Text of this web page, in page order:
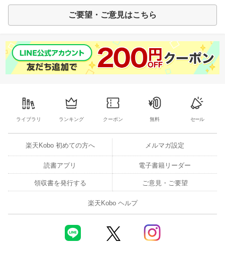
ご要望・ご意見はこちら
ライブラリ ランキング クーポン 無料 セール
楽天Kobo 初めての方へ メルマガ設定
読書アプリ 電子書籍リーダー
領収書を発行する ご意見・ご要望
楽天Kobo ヘルプ